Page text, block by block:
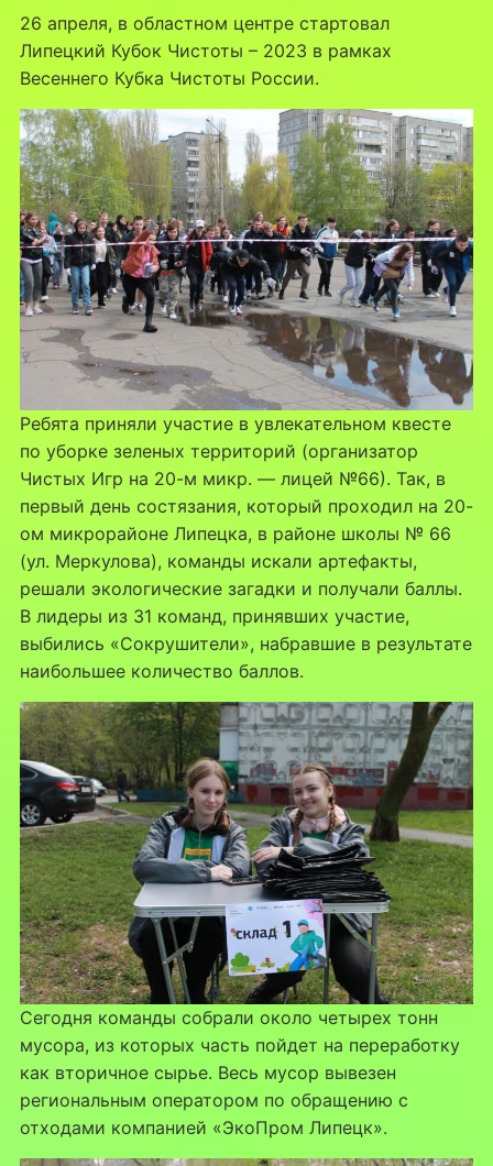
26 апреля, в областном центре стартовал
Липецкий Кубок Чистоты – 2023 в рамках
Весеннего Кубка Чистоты России.
Ребята приняли участие в увлекательном квесте
по уборке зеленых территорий (организатор
Чистых Игр на 20-м микр. — лицей №66). Так, в
первый день состязания, который проходил на 20-
ом микрорайоне Липецка, в районе школы № 66
(ул. Меркулова), команды искали артефакты,
решали экологические загадки и получали баллы.
В лидеры из 31 команд, принявших участие,
выбились «Сокрушители», набравшие в результате
наибольшее количество баллов.
Сегодня команды собрали около четырех тонн
мусора, из которых часть пойдет на переработку
как вторичное сырье. Весь мусор вывезен
региональным оператором по обращению с
отходами компанией «ЭкоПром Липецк».